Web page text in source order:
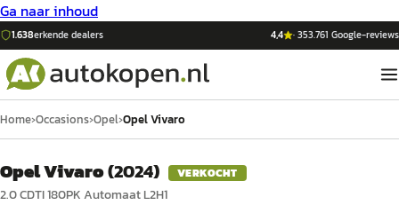
Ga naar inhoud
1.638erkende dealers 4,4 ·353.761 Google-reviews
Home›Occasions›Opel›Opel Vivaro
Opel Vivaro(2024) VERKOCHT
2.0 CDTI 180PK Automaat L2H1